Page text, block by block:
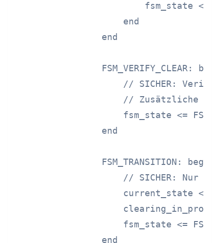
fsm_state <=
                    end
                end
FSM_VERIFY_CLEAR:
// SICHER:
// Zusätzliche
fsm_state <=
                end
                FSM_TRANSITION: begin
// SICHER: Nur
current_state <=
fsm_state <=
                end